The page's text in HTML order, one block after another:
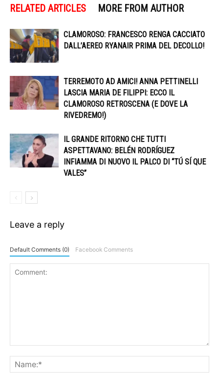
RELATED ARTICLES MORE FROM AUTHOR
CLAMOROSO: FRANCESCO RENGA CACCIATO
DALL’AEREO RYANAIR PRIMA DEL DECOLLO!
TERREMOTO AD AMICI! ANNA PETTINELLI
LASCIA MARIA DE FILIPPI: ECCO IL
CLAMOROSO RETROSCENA (E DOVE LA
RIVEDREMO!)
IL GRANDE RITORNO CHE TUTTI
ASPETTAVANO: BELÉN RODRÍGUEZ
INFIAMMA DI NUOVO IL PALCO DI “TÚ SÍ QUE
VALES”
Leave a reply
Default Comments (0) Facebook Comments